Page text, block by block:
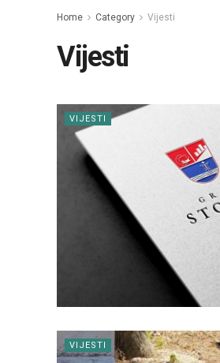
Home Category Vijesti
Vijesti
VIJESTI
VIJESTI